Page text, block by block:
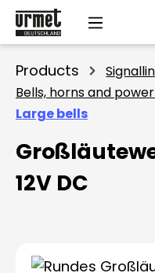
Skip to main content
Products
Bells, horns and
Large bells
12V DC
Skip image gallery